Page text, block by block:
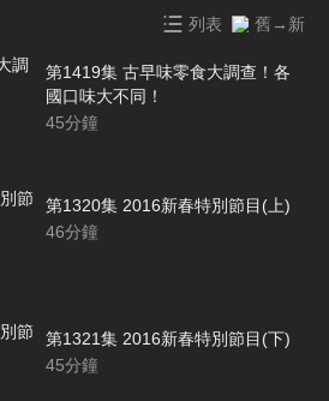
列表 舊→新
第1419集 古早味零食大調查！各
國口味大不同！
45分鐘
第1320集 2016新春特別節目(上)
46分鐘
第1321集 2016新春特別節目(下)
45分鐘